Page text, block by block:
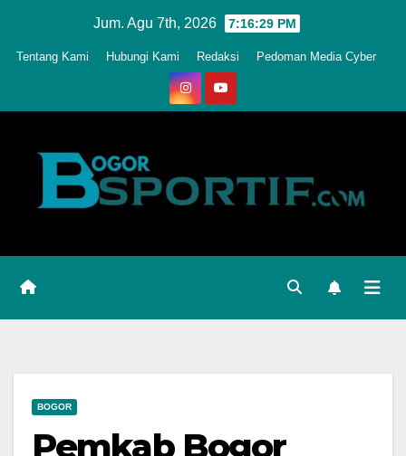
Jum. Agu 7th, 2026 7:16:32 PM
Tentang Kami Hubungi Kami Redaksi Pedoman Media Cyber
BOGOR
Pemkab Bogor